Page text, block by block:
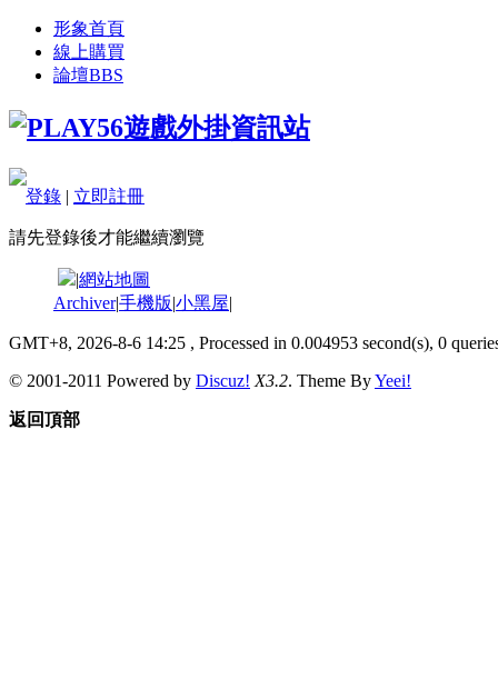
形象首頁
線上購買
論壇BBS
登錄 | 立即註冊
請先登錄後才能繼續瀏覽
|網站地圖
Archiver|手機版|小黑屋|
GMT+8, 2026-8-6 14:25 , Processed in 0.004953 second(s), 0
© 2001-2011 Powered by Discuz! X3.2. Theme ByYeei!
返回頂部